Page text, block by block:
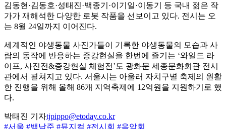
김동현·김동호·성태진·백종기·이기일·이동기 등 국내 젊은 작
가가 재해석한 다양한 로봇 작품을 선보이고 있다. 전시는 오
는 8월 24일까지 이어진다.
세계적인 야생동물 사진가들이 기록한 야생동물의 모습과 사
람의 동작에 반응하는 증강현실을 한번에 즐기는 ‘와일드 라
이프, 사진전&증강현실 체험전’도 광화문 세종문화회관 전시
관에서 펼쳐지고 있다. 서울시는 아울러 자치구별 축제의 원활
한 진행을 위해 올해 86개 지역축제에 12억원을 지원하기로 했
다.
박태진 기자tjpippo@etoday.co.kr
#서울 #백남준 #뮤지컬 #전시회 #음악회